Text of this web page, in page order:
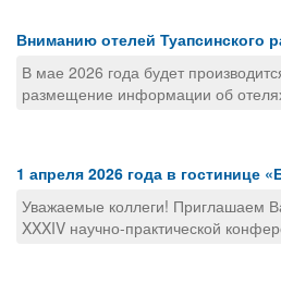
Вниманию отелей Туапсинского
В мае 2026 года будет
размещение информации об
1 апреля 2026 года в гостинице
Уважаемые коллеги! Приглашаем
XXXIV научно-практической